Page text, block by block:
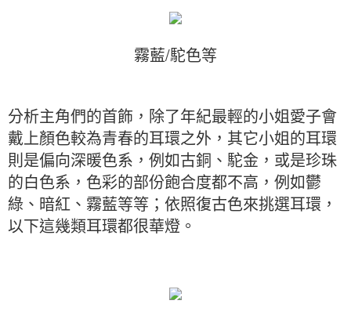
霧藍/駝色等
分析主角們的首飾，除了年紀最輕的小姐愛子會
戴上顏色較為青春的耳環之外，其它小姐的耳環
則是偏向深暖色系，例如古銅、駝金，或是珍珠
的白色系，色彩的部份飽合度都不高，例如鬱
綠、暗紅、霧藍等等；依照復古色來挑選耳環，
以下這幾類耳環都很華燈。